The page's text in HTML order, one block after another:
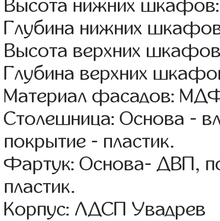
Высота нижних
Глубина нижних
Высота верхних
Глубина верхних
Материал фасадов:
Столешница: Основа -
покрытие - пластик.
Фартук: Основа- ДВП,
пластик.
Корпус: ЛДСП Увадрев